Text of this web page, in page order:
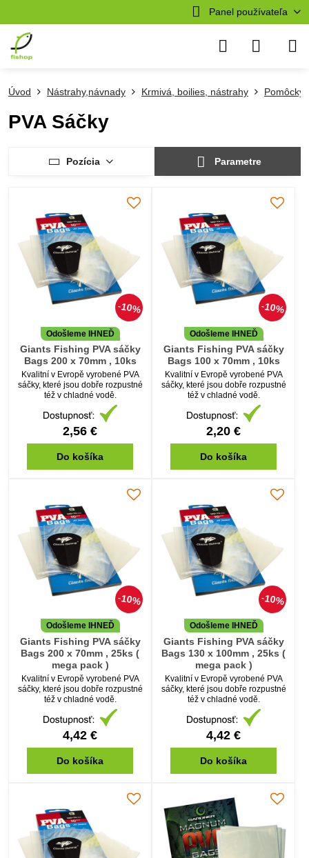
Panel používateľa
Úvod Nástrahy,návnady Krmivá, boilies, nástrahy Pomôcky
PVA Sáčky
Pozícia Parametre
10%
Odošleme IHNEĎ
Giants Fishing PVA sáčky
Bags 200 x 70mm , 10ks
Kvalitní v Evropě vyrobené PVA
sáčky, které jsou dobře rozpustné
též v chladné vodě.
2,56 €
Do košíka
10%
Odošleme IHNEĎ
Giants Fishing PVA sáčky
Bags 100 x 70mm , 10ks
Kvalitní v Evropě vyrobené PVA
sáčky, které jsou dobře rozpustné
též v chladné vodě.
2,20 €
Do košíka
10%
Odošleme IHNEĎ
Giants Fishing PVA sáčky
Bags 200 x 70mm , 25ks (
mega pack )
Kvalitní v Evropě vyrobené PVA
sáčky, které jsou dobře rozpustné
též v chladné vodě.
4,42 €
Do košíka
10%
Odošleme IHNEĎ
Giants Fishing PVA sáčky
Bags 130 x 100mm , 25ks (
mega pack )
Kvalitní v Evropě vyrobené PVA
sáčky, které jsou dobře rozpustné
též v chladné vodě.
4,42 €
Do košíka